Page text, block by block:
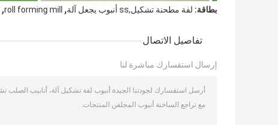
بطاقة: لفة مطحنة تشكيل,ss أنبوب يجعل آلة ,
roll forming mill
,
تفاصيل الاتصال
إرسال استفسارك مباشرة لنا